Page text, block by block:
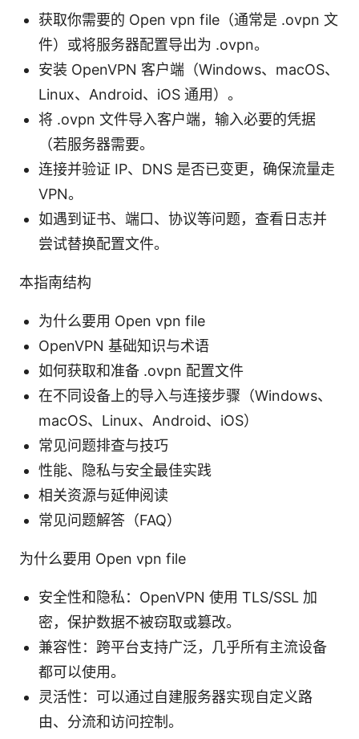
获取你需要的 Open vpn file（通常是 .ovpn 文
件）或将服务器配置导出为 .ovpn。
安装 OpenVPN 客户端（Windows、macOS、
Linux、Android、iOS 通用）。
将 .ovpn 文件导入客户端，输入必要的凭据
（若服务器需要。
连接并验证 IP、DNS 是否已变更，确保流量走
VPN。
如遇到证书、端口、协议等问题，查看日志并
尝试替换配置文件。
本指南结构
为什么要用 Open vpn file
OpenVPN 基础知识与术语
如何获取和准备 .ovpn 配置文件
在不同设备上的导入与连接步骤（Windows、
macOS、Linux、Android、iOS）
常见问题排查与技巧
性能、隐私与安全最佳实践
相关资源与延伸阅读
常见问题解答（FAQ）
为什么要用 Open vpn file
安全性和隐私：OpenVPN 使用 TLS/SSL 加
密，保护数据不被窃取或篡改。
兼容性：跨平台支持广泛，几乎所有主流设备
都可以使用。
灵活性：可以通过自建服务器实现自定义路
由、分流和访问控制。